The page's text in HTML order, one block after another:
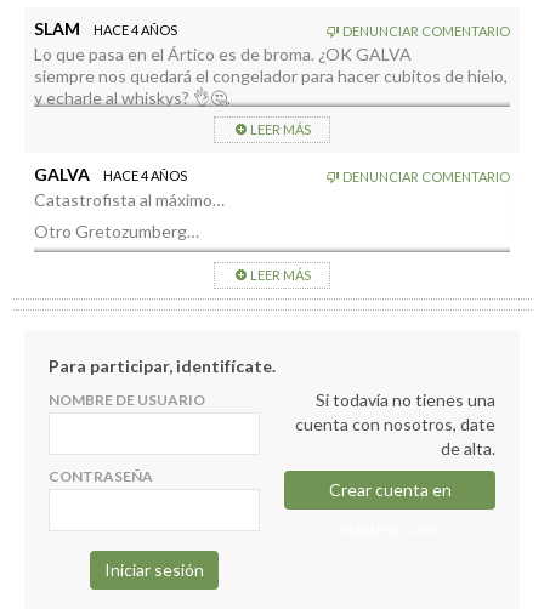
SLAM HACE 4 AÑOS DENUNCIAR COMENTARIO
Lo que pasa en el Ártico es de broma. ¿OK GALVA
siempre nos quedará el congelador para hacer cubitos de hielo,
y echarle al whiskys? 👌🤔.
LEER MÁS
GALVA HACE 4 AÑOS DENUNCIAR COMENTARIO
Catastrofista al máximo…
Otro Gretozumberg…
A ver si hacemos caso de los delirios de Oskar Matute, que
blanquea asesinos , pero da filipicas a todo el Reino de
España….
LEER MÁS
Para participar, identifícate.
NOMBRE DE USUARIO
CONTRASEÑA
Si todavía no tienes una
cuenta con nosotros, date
de alta.
Crear cuenta en